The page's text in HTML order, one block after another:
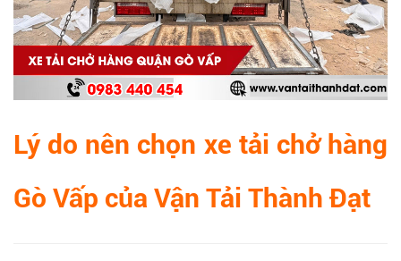
Lý do nên chọn xe tải chở hàng
Gò Vấp của Vận Tải Thành Đạt